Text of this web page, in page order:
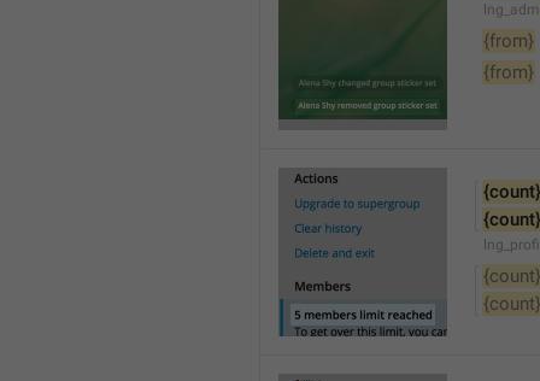
{from}
{from}
{count}
{count}
{count}
{count}